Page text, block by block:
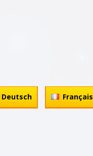
Deutsch Français